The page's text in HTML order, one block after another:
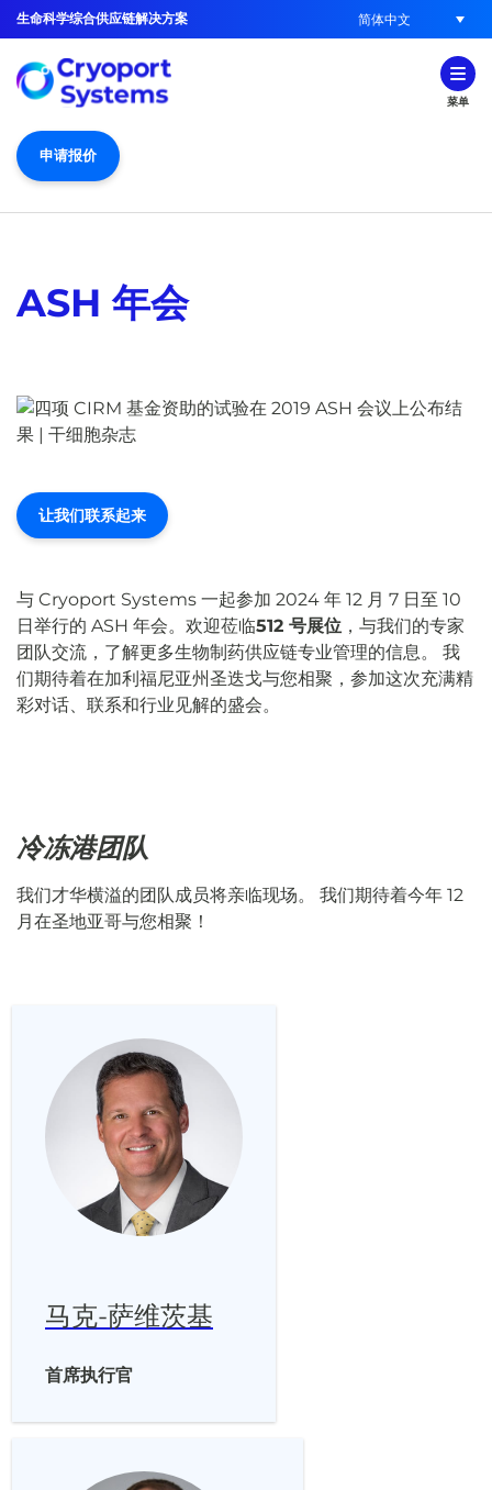
生命科学综合供应链解决方案 简体中文
菜单
申请报价
ASH 年会
让我们联系起来
与 Cryoport Systems 一起参加 2024 年 12 月 7 日至 10
日举行的 ASH 年会。欢迎莅临512 号展位 ，与我们的专家
团队交流，了解更多生物制药供应链专业管理的信息。 我
们期待着在加利福尼亚州圣迭戈与您相聚，参加这次充满精
彩对话、联系和行业见解的盛会。
冷冻港团队
我们才华横溢的团队成员将亲临现场。 我们期待着今年 12
月在圣地亚哥与您相聚！
马克-萨维茨基
首席执行官